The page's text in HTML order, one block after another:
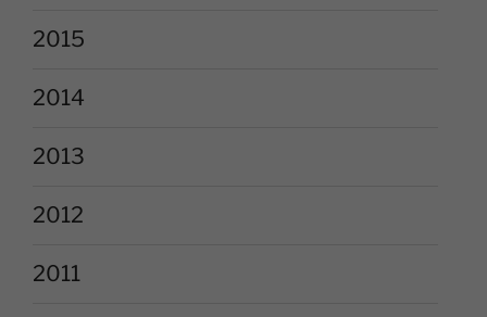
2015
2014
2013
2012
2011